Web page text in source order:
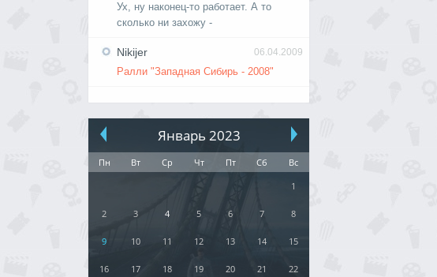
Ух, ну наконец-то работает. А то
сколько ни захожу -
06.04.2009
Nikijer
Ралли "Западная Сибирь - 2008"
Январь 2023
Пн Вт Ср Чт Пт Сб
Вс
1
2 3 4 5 6 7 8
9 10 11 12 13 14 15
16 17 18 19 20 21 22